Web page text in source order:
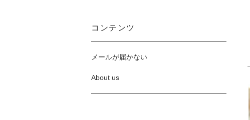
コンテンツ
メールが届かない
About us